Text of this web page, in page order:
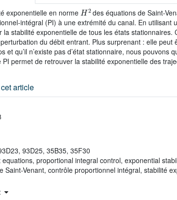
exponentielle en normeH2des équations de Saint-
intégral (PI) à une extrémité du canal. En
la stabilité exponentielle de tous les états
du débit entrant. Plus surprenant : elle
et qu’il n’existe pas d’état stationnaire, nous
permet de retrouver la stabilité exponentielle des
article
93D25, 35B35, 35F30
equations, proportional integral control, exponential
Saint-Venant, contrôle proportionnel intégral, stabilité